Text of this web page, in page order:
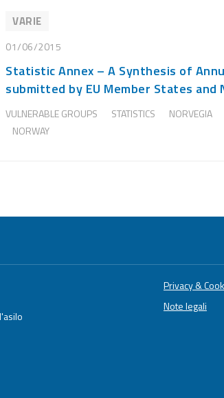
VARIE
01/06/2015
Statistic Annex – A Synthesis of
submitted by EU Member States and
VULNERABLE GROUPS STATISTICS NORVEGIA
NORWAY
Privacy &
Note legali